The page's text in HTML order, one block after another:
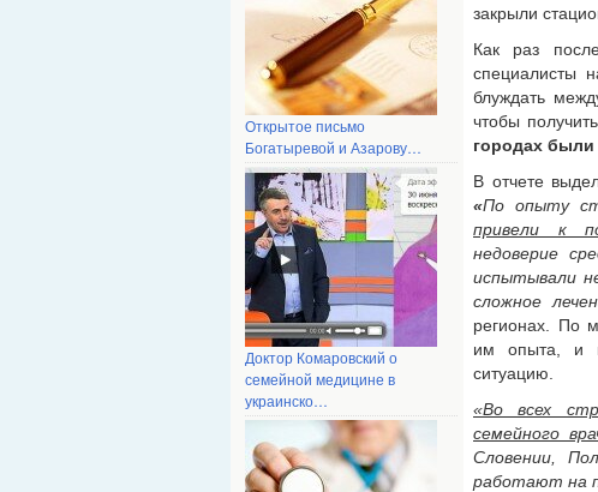
Открытое письмо
Богатыревой и Азарову…
Доктор Комаровский о
семейной медицине в
украинско…
закрыли
Как раз
специалисты
блуждать
чтобы
городах
В отчете
«По опыту
привели к
недоверие
испытывали
сложное
регионах. По
им опыта, и
ситуацию.
«Во всех
семейного
Словении,
работают на